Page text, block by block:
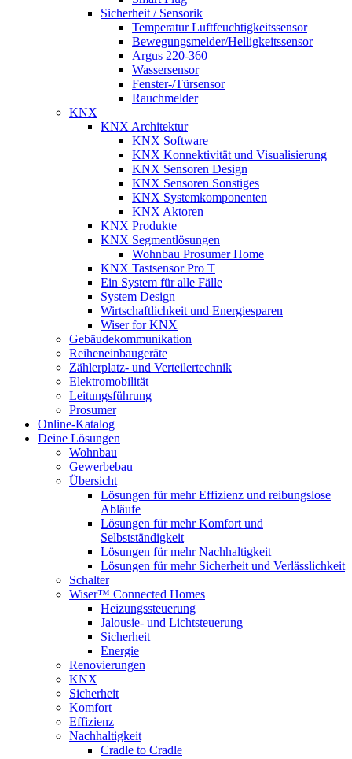
Sicherheit / Sensorik
Temperatur Luftfeuchtigkeitssensor
Bewegungsmelder/Helligkeitssensor
Argus 220-360
Wassersensor
Fenster-/Türsensor
Rauchmelder
KNX
KNX Architektur
KNX Software
KNX Konnektivität und Visualisierung
KNX Sensoren Design
KNX Sensoren Sonstiges
KNX Systemkomponenten
KNX Aktoren
KNX Produkte
KNX Segmentlösungen
Wohnbau Prosumer Home
KNX Tastsensor Pro T
Ein System für alle Fälle
System Design
Wirtschaftlichkeit und Energiesparen
Wiser for KNX
Gebäudekommunikation
Reiheneinbaugeräte
Zählerplatz- und Verteilertechnik
Elektromobilität
Leitungsführung
Prosumer
Online-Katalog
Deine Lösungen
Wohnbau
Gewerbebau
Übersicht
Lösungen für mehr Effizienz und reibungslose
Abläufe
Lösungen für mehr Komfort und
Selbstständigkeit
Lösungen für mehr Nachhaltigkeit
Lösungen für mehr Sicherheit und Verlässlichkeit
Schalter
Wiser™ Connected Homes
Heizungssteuerung
Jalousie- und Lichtsteuerung
Sicherheit
Energie
Renovierungen
KNX
Sicherheit
Komfort
Effizienz
Nachhaltigkeit
Cradle to Cradle